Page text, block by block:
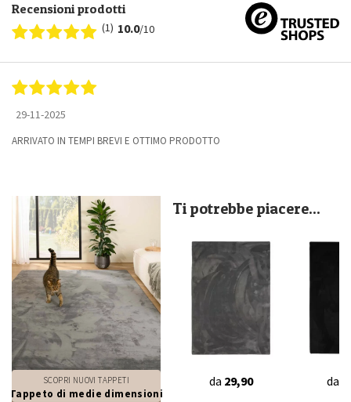
Recensioni prodotti
(1) 10.0/10
29-11-2025
ARRIVATO IN TEMPI BREVI E OTTIMO PRODOTTO
SCOPRI NUOVI TAPPETI
Tappeto di medie dimensioni
Ti potrebbe piacere...
da 29,90 da